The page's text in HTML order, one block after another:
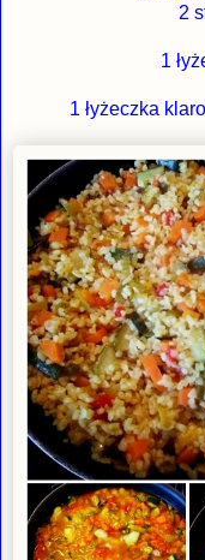
2
1
1 łyżeczka